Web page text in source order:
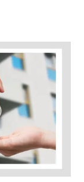
仲介手数料